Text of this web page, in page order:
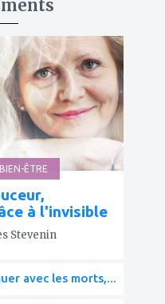
ÊTRE
à l'invisible
Stevenin
avec les morts,...